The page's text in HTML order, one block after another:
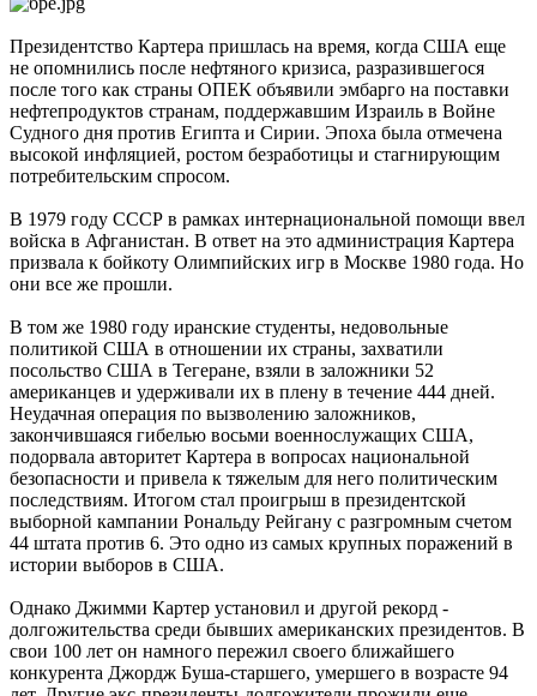
Президентство Картера пришлась на время, когда США еще
не опомнились после нефтяного кризиса, разразившегося
после того как страны ОПЕК объявили эмбарго на поставки
нефтепродуктов странам, поддержавшим Израиль в Войне
Судного дня против Египта и Сирии. Эпоха была отмечена
высокой инфляцией, ростом безработицы и стагнирующим
потребительским спросом.
В 1979 году СССР в рамках интернациональной помощи ввел
войска в Афганистан. В ответ на это администрация Картера
призвала к бойкоту Олимпийских игр в Москве 1980 года. Но
они все же прошли.
В том же 1980 году иранские студенты, недовольные
политикой США в отношении их страны, захватили
посольство США в Тегеране, взяли в заложники 52
американцев и удерживали их в плену в течение 444 дней.
Неудачная операция по вызволению заложников,
закончившаяся гибелью восьми военнослужащих США,
подорвала авторитет Картера в вопросах национальной
безопасности и привела к тяжелым для него политическим
последствиям. Итогом стал проигрыш в президентской
выборной кампании Рональду Рейгану с разгромным счетом
44 штата против 6. Это одно из самых крупных поражений в
истории выборов в США.
Однако Джимми Картер установил и другой рекорд -
долгожительства среди бывших американских президентов. В
свои 100 лет он намного пережил своего ближайшего
конкурента Джордж Буша-старшего, умершего в возрасте 94